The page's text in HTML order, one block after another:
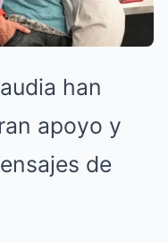
han
apoyo y
de